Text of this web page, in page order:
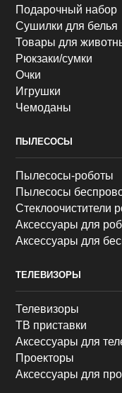
Подарочный набор
Сушилки для белья
Товары для
Рюкзаки/сумки
Очки
Игрушки
Чемоданы
ПЫЛЕСОСЫ
Пылесосы-роботы
Пылесосы
Стеклоочистители
Аксессуары для
Аксессуары для
ТЕЛЕВИЗОРЫ
Телевизоры
ТВ приставки
Аксессуары для
Проекторы
Аксессуары для